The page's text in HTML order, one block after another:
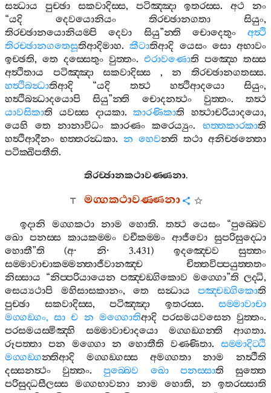
සන්‍ධාය
පුච‍්ඡා සකවාදිස‍්ස, පටිඤ‍්ඤා ඉතරස‍්ස.අථ
නං
“යදි දෙවයොනියං තිරච‍්ඡානගතා සියුං,
තිරච‍්ඡානයොනියම‍්පි
දෙවා සියු”න‍්ති චොදෙතුං
අත්‍ථි
තිරච‍්ඡානගතෙසූතිආදිමාහ.කීටාතිආදි යෙසං සො අභාවං
ඉච‍්ඡති, තෙ දස‍්සෙතුං වුත‍්තං. එරාවණොති පඤ‍්හෙ තස‍්ස
අත්‍ථිතාය
පටිඤ‍්ඤා සකවාදිස‍්ස ,න තිරච‍්ඡානගතස‍්ස.
හත්‍ථිබන්‍ධාතිආදි “යදි තත්‍ථ හත්‍ථිආදයො සියුං,
හත්‍ථිබන්‍ධාදයොපි
සියු”න‍්ති චොදනත්‍ථං වුත‍්තං. තත්‍ථ
යාවසිකාති යවස‍්ස දායකා.කාරණිකාති හත්‍ථාචරියාදයො,
යෙහි
තෙ නානාවිධං කාරණං කරෙය්‍යුං.භත‍්තකාරකාති
හත්‍ථිආදීනං භත‍්තරන්‍ධකා. න හෙවන‍්ති තථා අනිච‍්ඡන‍්තො
පටික‍්ඛිපතීති.
තිරච‍්ඡානකථාවණ‍්ණනා.
මග‍්ගකථාවණ‍්ණනා
ඉදානි මග‍්ගකථා නාම හොති. තත්‍ථ යෙසං“පුබ‍්බෙව
ඛො පනස‍්ස කායකම‍්මං වචීකම‍්මං ආජීවො සුපරිසුද‍්ධො
හොතී”ති (අ· නි· 3.431) ඉදඤ‍්චෙව
සුත‍්තං
සම‍්මාවාචාකම‍්මන‍්තාජීවානඤ‍්ච
චිත‍්තවිප‍්පයුත‍්තතං
නිස‍්සාය “නිප‍්පරියායෙන පඤ‍්චඞ‍්ගිකොව මග‍්ගො”ති ලද‍්ධි,
සෙය්‍යථාපි
මහිසාසකානං, තෙ සන්‍ධාය පඤ‍්චඞ‍්ගිකොති
පුච‍්ඡා
සකවාදිස‍්ස, පටිඤ‍්ඤා ඉතරස‍්ස. සම‍්මාවාචා
මග‍්ගඞ‍්ගං,සා ච න මග‍්ගොතිආදි පරසමයවසෙන වුත‍්තං.
පරසමයස‍්මිඤ‍්හි
සම‍්මාවාචාදයො මග‍්ගඞ‍්ගන‍්ති ආගතා.
රූපත‍්තා පන මග‍්ගො න හොතීති වණ‍්ණිතා. සම‍්මාදිට‍්ඨි
මග‍්ගඞ‍්ගන‍්තිආදි මග‍්ගඞ‍්ගස‍්ස අමග‍්ගතා නාම
නත්‍ථීති
දස‍්සනත්‍ථං
වුත‍්තං.පුබ‍්බෙව ඛො පනස‍්සාති
සුත‍්තෙ
පරිසුද‍්ධසීලස‍්ස
මග‍්ගභාවනා නාම හොති, න
ඉතරස‍්සාති